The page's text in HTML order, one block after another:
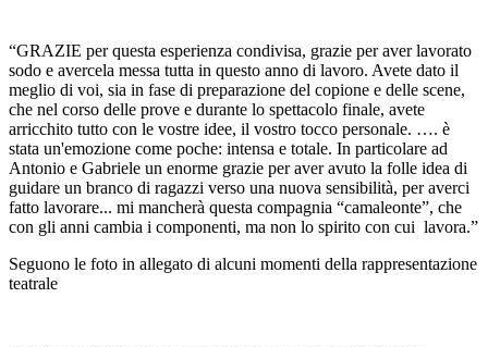
“GRAZIE per questa esperienza condivisa, grazie per aver lavorato
sodo e avercela messa tutta in questo anno di lavoro. Avete dato il
meglio di voi, sia in fase di preparazione del copione e delle scene,
che nel corso delle prove e durante lo spettacolo finale, avete
arricchito tutto con le vostre idee, il vostro tocco personale. …. è
stata un'emozione come poche: intensa e totale. In particolare ad
Antonio e Gabriele un enorme grazie per aver avuto la folle idea di
guidare un branco di ragazzi verso una nuova sensibilità, per averci
fatto lavorare... mi mancherà questa compagnia “camaleonte”, che
con gli anni cambia i componenti, ma non lo spirito con cui lavora.”
Seguono le foto in allegato di alcuni momenti della rappresentazione
teatrale